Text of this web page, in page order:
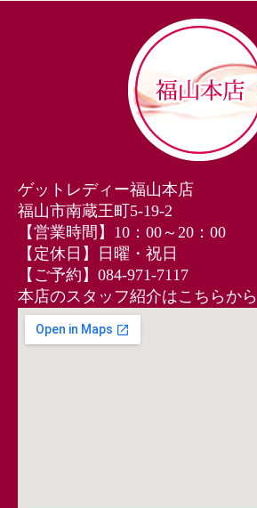
ゲットレディー福山本店
福山市南蔵王町5-19-2
【営業時間】10：00～20：00
【定休日】日曜・祝日
【ご予約】084‐971‐7117
本店のスタッフ紹介はこちらから